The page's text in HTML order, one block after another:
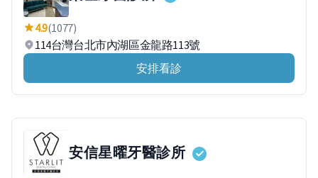
4.9(1077)
114台灣台北市內湖區金龍路113號
安排看診
安信星曜牙醫診所